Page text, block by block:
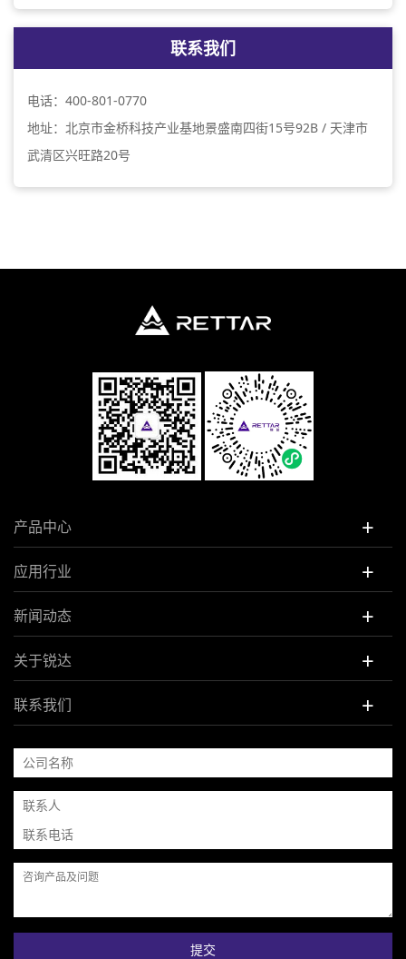
联系我们
电话：400-801-0770
地址：北京市金桥科技产业基地景盛南四街15号92B / 天津市
武清区兴旺路20号
产品中心 +
应用行业 +
新闻动态 +
关于锐达 +
联系我们 +
提交